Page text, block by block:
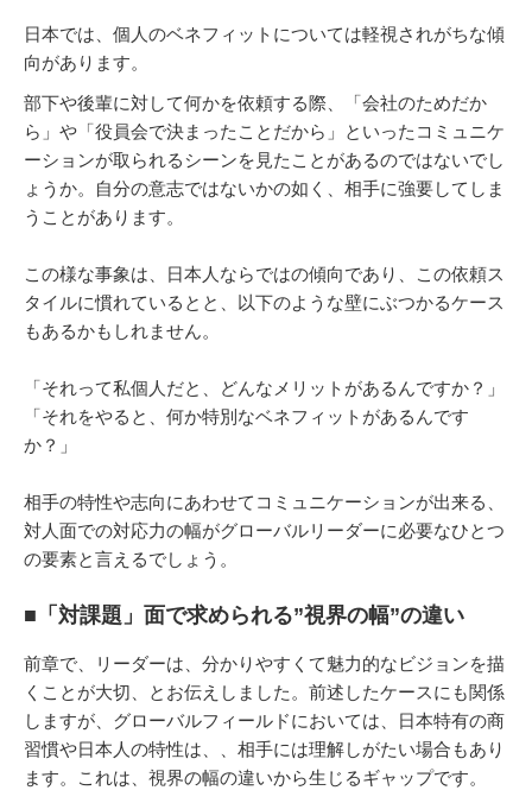
日本では、個人のベネフィットについては軽視されがちな傾
向があります。
部下や後輩に対して何かを依頼する際、「会社のためだか
ら」や「役員会で決まったことだから」といったコミュニケ
ーションが取られるシーンを見たことがあるのではないでし
ょうか。自分の意志ではないかの如く、相手に強要してしま
うことがあります。
この様な事象は、日本人ならではの傾向であり、この依頼ス
タイルに慣れているとと、以下のような壁にぶつかるケース
もあるかもしれません。
「それって私個人だと、どんなメリットがあるんですか？」
「それをやると、何か特別なベネフィットがあるんです
か？」
相手の特性や志向にあわせてコミュニケーションが出来る、
対人面での対応力の幅がグローバルリーダーに必要なひとつ
の要素と言えるでしょう。
■「対課題」面で求められる”視界の幅”の違い
前章で、リーダーは、分かりやすくて魅力的なビジョンを描
くことが大切、とお伝えしました。前述したケースにも関係
しますが、グローバルフィールドにおいては、日本特有の商
習慣や日本人の特性は、、相手には理解しがたい場合もあり
ます。これは、視界の幅の違いから生じるギャップです。